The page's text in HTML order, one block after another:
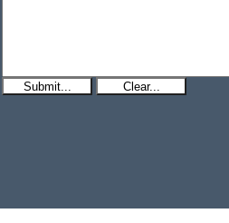
Submit... Clear...